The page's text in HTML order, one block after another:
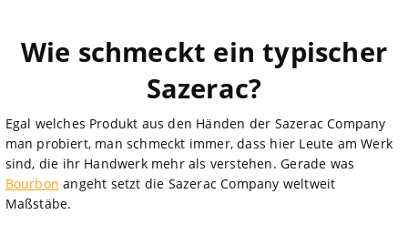
Wie schmeckt ein typischer
Sazerac?
Egal welches Produkt aus den Händen der Sazerac Company
man probiert, man schmeckt immer, dass hier Leute am Werk
sind, die ihr Handwerk mehr als verstehen. Gerade was
Bourbon angeht setzt die Sazerac Company weltweit
Maßstäbe.